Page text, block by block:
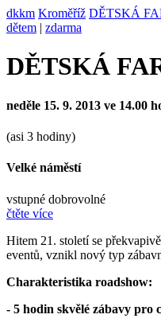
dkkm Kroměříž DĚTSKÁ
dětem | zdarma
DĚTSKÁ
neděle 15. 9. 2013 ve 14.00
(asi 3 hodiny)
Velké náměstí
vstupné dobrovolné
čtěte více
Hitem 21. století se
eventů, vznikl nový typ
Charakteristika roadshow:
- 5 hodin skvělé zábavy pro